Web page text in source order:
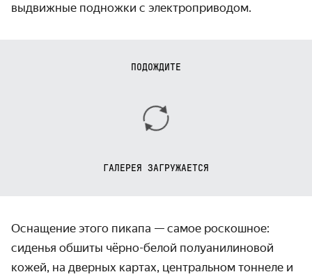
выдвижные подножки с электроприводом.
ПОДОЖДИТЕ
ГАЛЕРЕЯ ЗАГРУЖАЕТСЯ
Оснащение этого пикапа — самое роскошное:
сиденья обшиты чёрно-белой полуанилиновой
кожей, на дверных картах, центральном тоннеле и